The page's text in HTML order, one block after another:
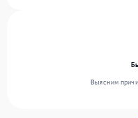
Выясним